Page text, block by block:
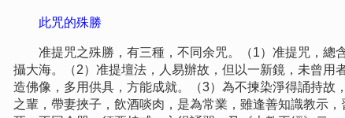
此咒的殊勝
准提咒之殊勝，有三種，不同余咒。（1）准提咒，總
攝大海。（2）准提壇法，人易辦故，但以一新鏡，未曾
造佛像，多用供具，方能成就。（3）為不揀染淨得誦持
之輩，帶妻挾子，飲酒啖肉，是為常業，雖逢善知識教示